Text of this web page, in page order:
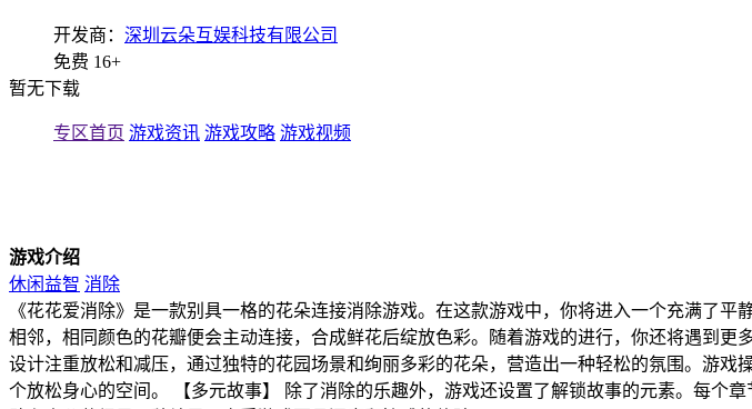
开发商： 深圳云朵互娱科技有限公司
免费 16+
暂无下载
专区首页 游戏资讯 游戏攻略 游戏视频
游戏介绍
休闲益智 消除
《花花爱消除》是一款别具一格的花朵连接消除游戏。在这款游戏中，你将进入一个充满了
相邻，相同颜色的花瓣便会主动连接，合成鲜花后绽放色彩。随着游戏的进行，你还将遇到
设计注重放松和减压，通过独特的花园场景和绚丽多彩的花朵，营造出一种轻松的氛围。游
个放松身心的空间。 【多元故事】 除了消除的乐趣外，游戏还设置了解锁故事的元素。每个